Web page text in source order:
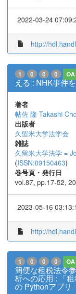
2022-03-24
http://
1 0 0 0 OA
える : NHK事件
著者
帖佐 隆 Takashi
出版者
久留米大学法学会
雑誌
久留米大学法学 =
(ISSN:09150463)
巻号頁・発行日
vol.87, pp.17-52,
2023-05-16
http://
1 0 0 0 OA
簡便な租税法令
析への応用 : 「
の Pythonアプリ